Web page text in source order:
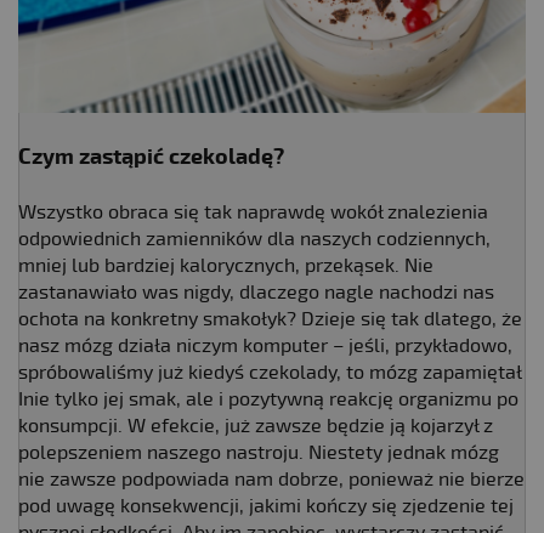
Czym zastąpić czekoladę?
Wszystko obraca się tak naprawdę wokół znalezienia
odpowiednich zamienników dla naszych codziennych,
mniej lub bardziej kalorycznych, przekąsek. Nie
zastanawiało was nigdy, dlaczego nagle nachodzi nas
ochota na konkretny smakołyk? Dzieje się tak dlatego, że
nasz mózg działa niczym komputer – jeśli, przykładowo,
spróbowaliśmy już kiedyś czekolady, to mózg zapamiętał
Inie tylko jej smak, ale i pozytywną reakcję organizmu po
konsumpcji. W efekcie, już zawsze będzie ją kojarzył z
polepszeniem naszego nastroju. Niestety jednak mózg
nie zawsze podpowiada nam dobrze, ponieważ nie bierze
pod uwagę konsekwencji, jakimi kończy się zjedzenie tej